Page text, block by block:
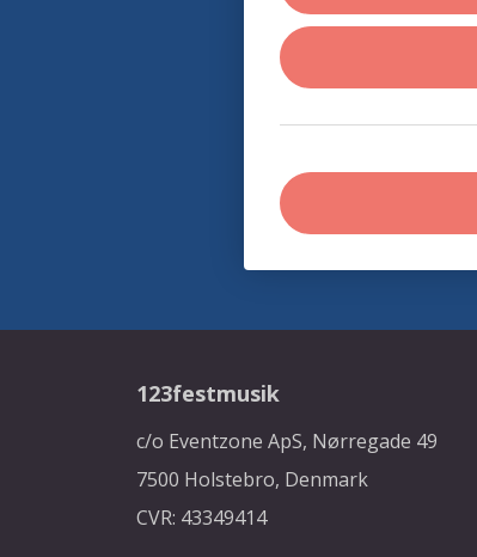
123festmusik
c/o Eventzone ApS, Nørregade 49
7500 Holstebro, Denmark
CVR: 43349414